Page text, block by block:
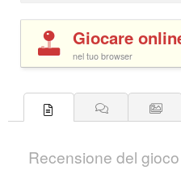
Giocare
nel tuo browser
Recensione del gioco